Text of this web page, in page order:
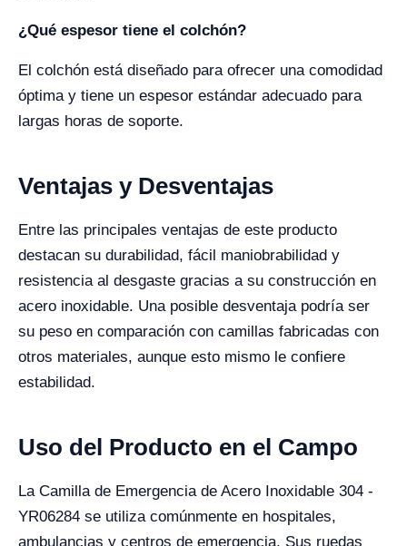
¿Qué espesor tiene el colchón?
El colchón está diseñado para ofrecer una comodidad
óptima y tiene un espesor estándar adecuado para
largas horas de soporte.
Ventajas y Desventajas
Entre las principales ventajas de este producto
destacan su durabilidad, fácil maniobrabilidad y
resistencia al desgaste gracias a su construcción en
acero inoxidable. Una posible desventaja podría ser
su peso en comparación con camillas fabricadas con
otros materiales, aunque esto mismo le confiere
estabilidad.
Uso del Producto en el Campo
La Camilla de Emergencia de Acero Inoxidable 304 -
YR06284 se utiliza comúnmente en hospitales,
ambulancias y centros de emergencia. Sus ruedas